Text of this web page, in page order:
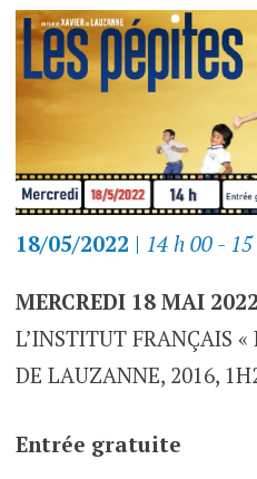
18/05/2022 | 14 h 00 -
MERCREDI 18 MAI 2022
L’INSTITUT FRANÇAIS «
DE LAUZANNE, 2016,
Entrée gratuite